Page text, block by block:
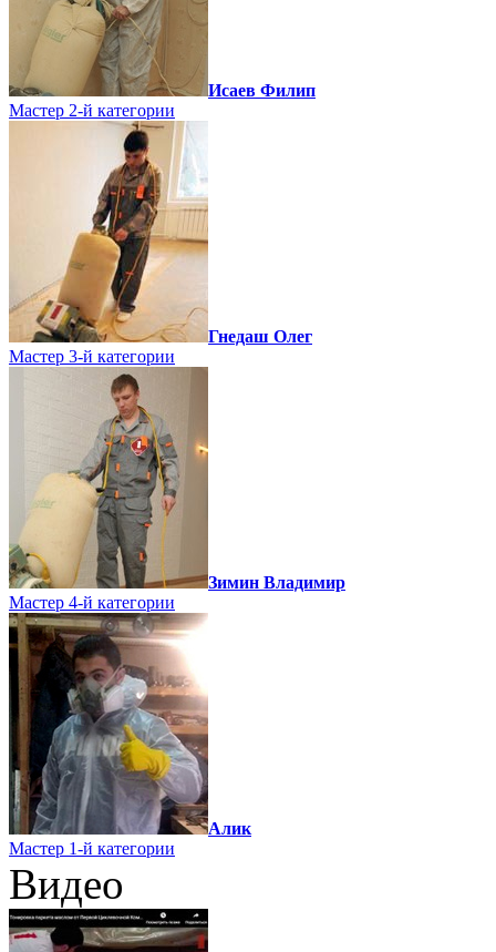
Исаев Филип
Мастер 2-й категории
Гнедаш Олег
Мастер 3-й категории
Зимин Владимир
Мастер 4-й категории
Алик
Мастер 1-й категории
Видео